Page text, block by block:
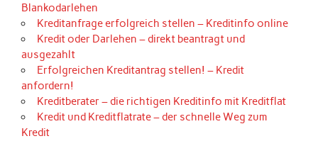
Blankodarlehen
Kreditanfrage erfolgreich stellen – Kreditinfo online
Kredit oder Darlehen – direkt beantragt und
ausgezahlt
Erfolgreichen Kreditantrag stellen! – Kredit
anfordern!
Kreditberater – die richtigen Kreditinfo mit Kreditflat
Kredit und Kreditflatrate – der schnelle Weg zum
Kredit